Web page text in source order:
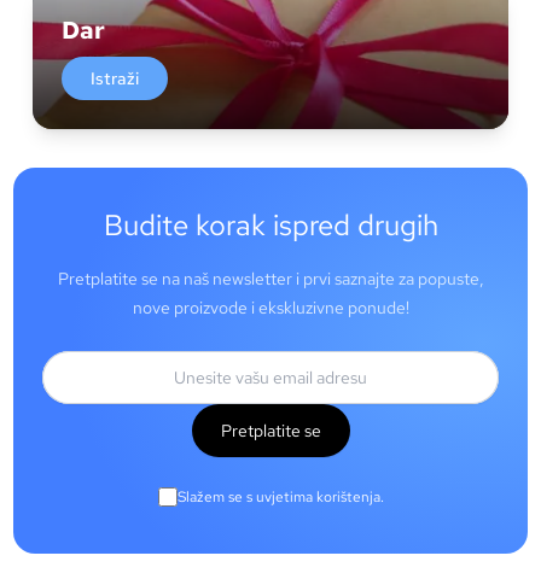
Dar
Istraži
Budite korak ispred drugih
Pretplatite se na naš newsletter i prvi saznajte za popuste,
nove proizvode i ekskluzivne ponude!
Pretplatite se
Slažem se s uvjetima korištenja.